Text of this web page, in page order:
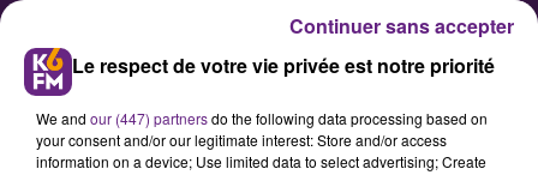
Le respect de votre vie privée est notre priorité
We and our (447) partnersdo the following data processing based on
your consent and/or our legitimate interest: Store and/or access
information on a device; Use limited data to select advertising; Create
Continuer sans accepter